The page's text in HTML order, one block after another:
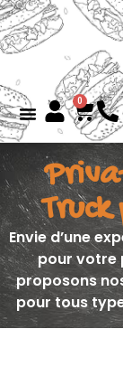
0
Envie d’une
pour votre
proposons
pour tous